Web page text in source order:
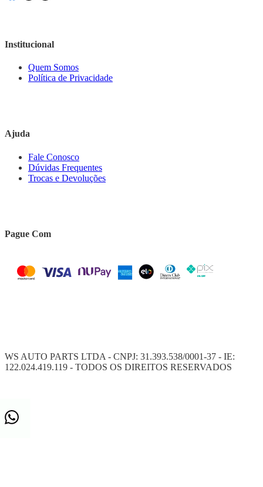
Institucional
Quem Somos
Política de Privacidade
Ajuda
Fale Conosco
Dúvidas Frequentes
Trocas e Devoluções
Pague Com
WS AUTO PARTS LTDA - CNPJ: 31.393.538/0001-37 - IE:
122.024.419.119 - TODOS OS DIREITOS RESERVADOS